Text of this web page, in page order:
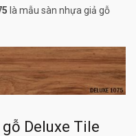
là mẫu sàn nhựa giả gỗ
Deluxe Tile